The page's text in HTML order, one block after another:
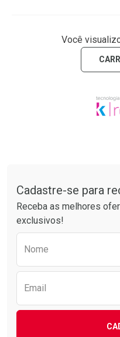
Você
Cadastre-se para
Receba as melhores
exclusivos!
Nome
Email